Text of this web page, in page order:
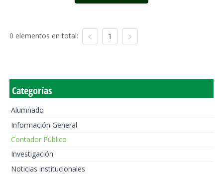
0 elementos en total: 1
Categorías
Alumnado
Información General
Contador Público
Investigación
Noticias institucionales